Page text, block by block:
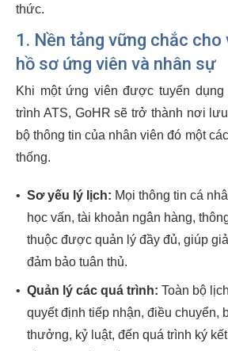
thức.
1. Nền tảng vững chắc cho
hồ sơ ứng viên và nhân sự
Khi một ứng viên được tuyển dụng
trình ATS, GoHR sẽ trở thành nơi
bộ thông tin của nhân viên đó một
thống.
• Sơ yếu lý lịch: Mọi thông tin cá
học vấn, tài khoản ngân hàng,
thuộc được quản lý đầy đủ, giúp
đảm bảo tuân thủ.
• Quản lý các quá trình: Toàn bộ
quyết định tiếp nhận, điều chuyển,
thưởng, kỷ luật, đến quá trình ký